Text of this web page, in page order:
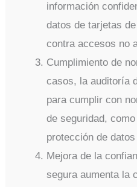
información
datos de tarjetas
contra accesos no
Cumplimiento de
casos, la auditoría
para cumplir con
de seguridad,
protección de
Mejora de la
segura aumenta la